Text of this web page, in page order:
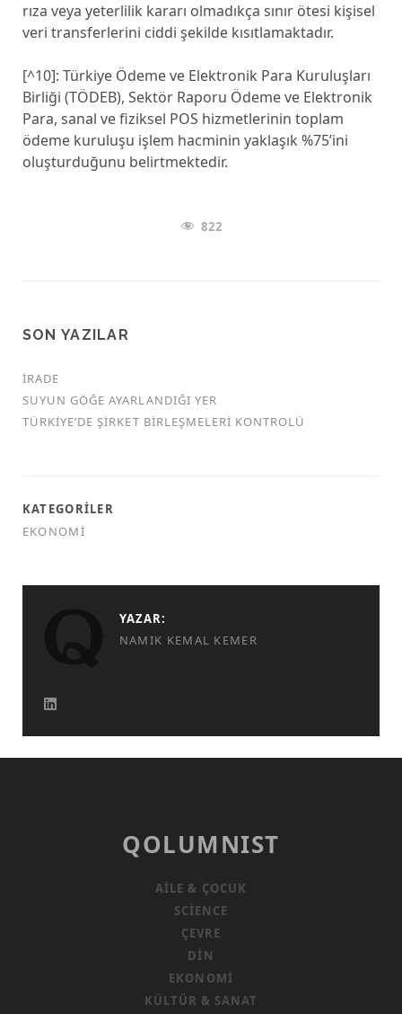
rıza veya yeterlilik kararı olmadıkça sınır ötesi kişisel
veri transferlerini ciddi şekilde kısıtlamaktadır.
[^10]: Türkiye Ödeme ve Elektronik Para Kuruluşları
Birliği (TÖDEB), Sektör Raporu Ödeme ve Elektronik
Para, sanal ve fiziksel POS hizmetlerinin toplam
ödeme kuruluşu işlem hacminin yaklaşık %75’ini
oluşturduğunu belirtmektedir.
822
SON YAZILAR
İRADE
SUYUN GÖĞE AYARLANDIĞI YER
TÜRKİYE’DE ŞİRKET BİRLEŞMELERİ KONTROLÜ
KATEGORILER
EKONOMI
YAZAR:
NAMIK KEMAL KEMER
QOLUMNIST
AILE & ÇOCUK
SCIENCE
ÇEVRE
DIN
EKONOMI
KÜLTÜR & SANAT